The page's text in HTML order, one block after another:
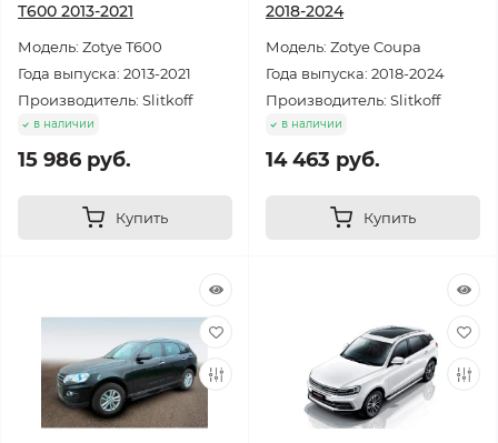
T600 2013-2021
Модель: Zotye T600
Года выпуска: 2013-2021
Производитель: Slitkoff
в наличии
15 986 руб.
Купить
2018-2024
Модель: Zotye Coupa
Года выпуска: 2018-2024
Производитель: Slitkoff
в наличии
14 463 руб.
Купить